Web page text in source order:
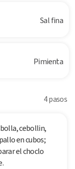
Sal fina
Pimienta
4 pasos
cebollin,
en cubos;
el choclo